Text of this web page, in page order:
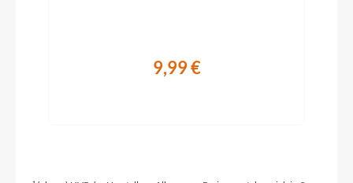
Rahmentyp
9,99 €